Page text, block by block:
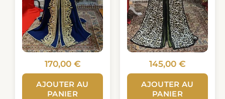
170,00 €
AJOUTER AU
PANIER
145,00 €
AJOUTER AU
PANIER